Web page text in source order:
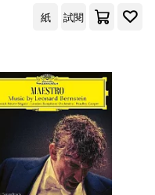
慕客館(1)
紙
試閱